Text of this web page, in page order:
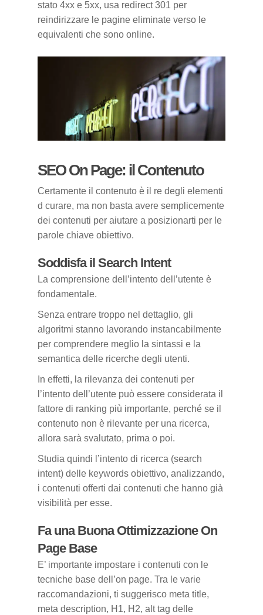
stato 4xx e 5xx, usa redirect 301 per
reindirizzare le pagine eliminate verso le
equivalenti che sono online.
SEO On Page: il Contenuto
Certamente il contenuto è il re degli elementi
d curare, ma non basta avere semplicemente
dei contenuti per aiutare a posizionarti per le
parole chiave obiettivo.
Soddisfa il Search Intent
La comprensione dell’intento dell’utente è
fondamentale.
Senza entrare troppo nel dettaglio, gli
algoritmi stanno lavorando instancabilmente
per comprendere meglio la sintassi e la
semantica delle ricerche degli utenti.
In effetti, la rilevanza dei contenuti per
l’intento dell’utente può essere considerata il
fattore di ranking più importante, perché se il
contenuto non è rilevante per una ricerca,
allora sarà svalutato, prima o poi.
Studia quindi l’intento di ricerca (search
intent) delle keywords obiettivo, analizzando,
i contenuti offerti dai contenuti che hanno già
visibilità per esse.
Fa una Buona Ottimizzazione On
Page Base
E’ importante impostare i contenuti con le
tecniche base dell’on page. Tra le varie
raccomandazioni, ti suggerisco meta title,
meta description, H1, H2, alt tag delle